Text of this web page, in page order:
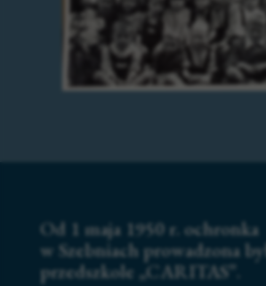
Od 1 maja 1950 r. ochronka
w Szebniach prowadzona
przedszkole „CARITAS”.